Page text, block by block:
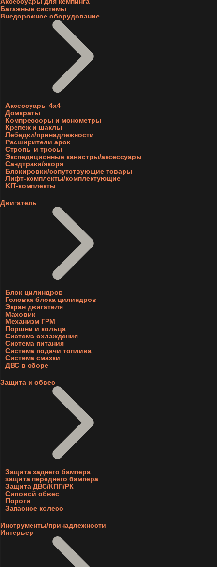
Багажные системы
Внедорожное оборудование
Аксессуары 4х4
Домкраты
Компрессоры и монометры
Крепеж и шаклы
Лебедки/принадлежности
Расширители арок
Стропы и тросы
Экспедиционные канистры/аксессуары
Сандтраки/якоря
Блокировки/сопутствующие товары
Лифт-комплекты/комплектующие
KIT-комплекты
Двигатель
Блок цилиндров
Головка блока цилиндров
Экран двигателя
Маховик
Механизм ГРМ
Поршни и кольца
Система охлаждения
Система питания
Система подачи топлива
Система смазки
ДВС в сборе
Защита и обвес
Защита заднего бампера
защита переднего бампера
Защита ДВС/КПП/РК
Силовой обвес
Пороги
Запасное колесо
Инструменты/принадлежности
Интерьер